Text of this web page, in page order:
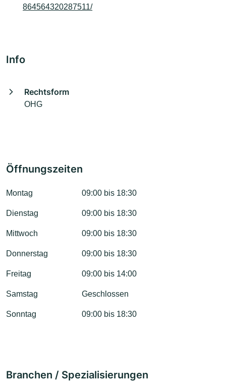
864564320287511/
Info
Rechtsform
OHG
Öffnungszeiten
Montag 09:00 bis 18:30
Dienstag 09:00 bis 18:30
Mittwoch 09:00 bis 18:30
Donnerstag 09:00 bis 18:30
Freitag 09:00 bis 14:00
Samstag Geschlossen
Sonntag 09:00 bis 18:30
Branchen / Spezialisierungen